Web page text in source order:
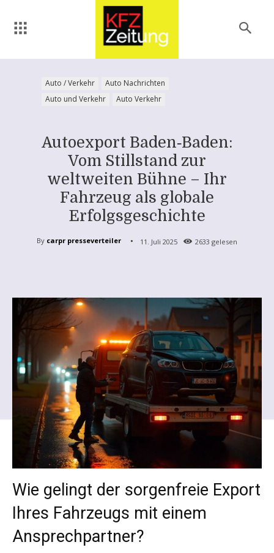
Auto / Verkehr
Auto Nachrichten
Auto und Verkehr
Auto Verkehr
Autoexport Baden‑Baden:
Vom Stillstand zur
weltweiten Bühne – Ihr
Fahrzeug als globale
Erfolgsgeschichte
By carpr presseverteiler 11. Juli 2025 2633 gelesen
Wie gelingt der sorgenfreie Export
Ihres Fahrzeugs mit einem
Ansprechpartner?